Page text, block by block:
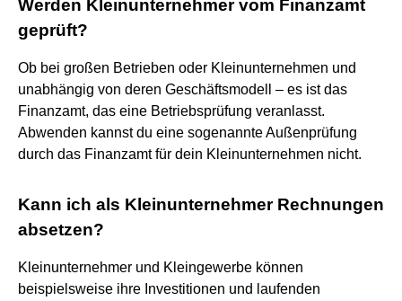
Werden Kleinunternehmer vom Finanzamt
geprüft?
Ob bei großen Betrieben oder Kleinunternehmen und
unabhängig von deren Geschäftsmodell – es ist das
Finanzamt, das eine Betriebsprüfung veranlasst.
Abwenden kannst du eine sogenannte Außenprüfung
durch das Finanzamt für dein Kleinunternehmen nicht.
Kann ich als Kleinunternehmer Rechnungen
absetzen?
Kleinunternehmer und Kleingewerbe können
beispielsweise ihre Investitionen und laufenden